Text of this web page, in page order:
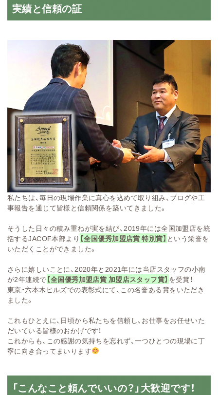
実績と信頼の証
私たちは、毎日の現場作業に真心を込めて取り組み、ブログや工
事報告を通じて皆様と信頼関係を築いてきました。
そうした日々の積み重ねが実を結び、2019年には全国加盟店を統
括するJACOF本部より 【全国優秀加盟店賞 特別賞】 という栄誉を
いただくことができました。
さらに嬉しいことに、2020年と2021年には当店スタッフの小南
が2年連続で【全国優秀加盟店賞 加盟店スタッフ賞】 を受賞！
東京・六本木ヒルズでの表彰式にて、この名誉ある賞をいただき
ました。
これもひとえに、日頃から私たちを信頼し、お仕事をお任せいた
だいている皆様のおかげです！
これからも、この感謝の気持ちを忘れず、一つひとつの現場に丁
寧に向き合ってまいります
「こんなこと頼んでいいの？」大歓迎です！